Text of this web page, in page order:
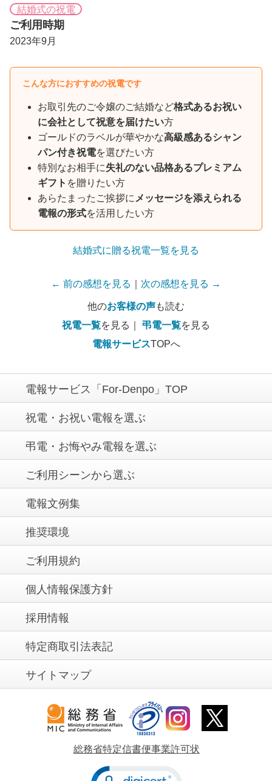
結婚式の祝電
ご利用時期
2023年9月
こんな方におすすめの祝電です
お取引先のご令嬢のご結婚など格式あるお祝い
に会社として祝意を届けたい方
ゴールドのラベルが華やかな高級感あるシャン
パン付き祝電を選びたい方
特別なお相手に失礼のない品格あるプレミアム
ギフト を贈りたい方
あらたまったご挨拶に メッセージを添えられる
電報の形式を活用したい方
結婚式に贈る祝電一覧を見る
← 前の感想を見る 次の感想を見る →
他のお客様の声も読む
祝電一覧を見る｜ 弔電一覧を見る
電報サービスTOPへ
電報サービス「For-Denpo」TOP
祝電・お祝い電報を選ぶ
弔電・お悔やみ電報を選ぶ
ご利用シーンから選ぶ
電報文例集
推奨環境
ご利用規約
個人情報保護方針
採用情報
特定商取引法表記
サイトマップ
総務省特定信書便事業許可状